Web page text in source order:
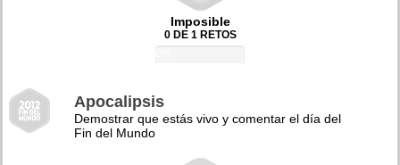
Imposible
0 DE 1 RETOS
Apocalipsis
Demostrar que estás vivo y comentar el día del
Fin del Mundo